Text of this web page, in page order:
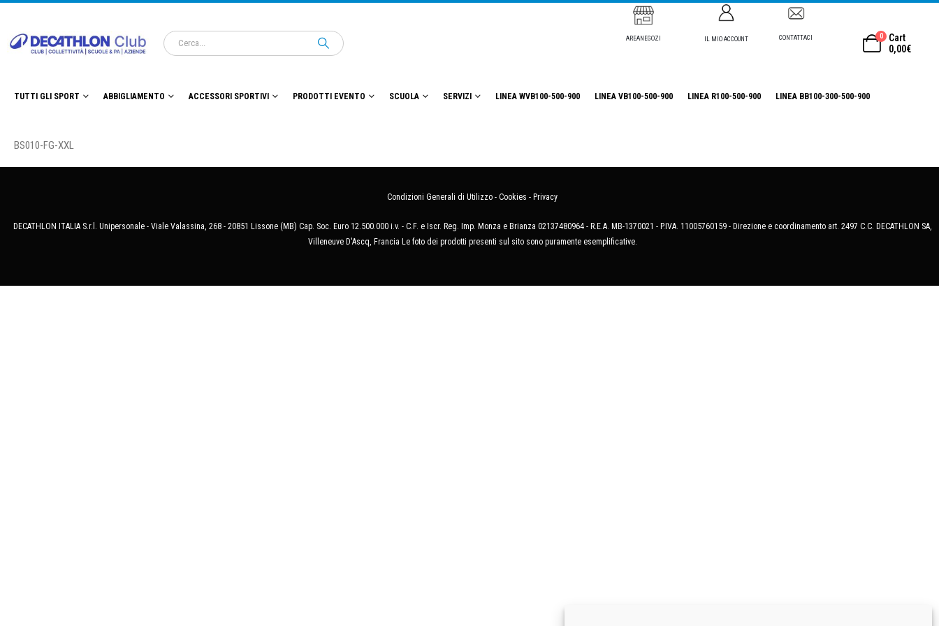
AREANEGOZI IL MIO ACCOUNT CONTATTACI 0
Cart
0,00€
TUTTI GLI SPORT ABBIGLIAMENTO ACCESSORI SPORTIVI PRODOTTI EVENTO SCUOLA SERVIZI LINEA WVB100-500-900 LINEA VB100-500-900 LINEA R100-500-900 LINEA BB100-300-500-900
BS010-FG-XXL
Condizioni Generali di Utilizzo - Cookies - Privacy
DECATHLON ITALIA S.r.l. Unipersonale - Viale Valassina, 268 - 20851 Lissone (MB) Cap. Soc. Euro 12.500.000 i.v. - C.F. e Iscr. Reg. Imp. Monza e Brianza 02137480964 - R.E.A. MB-1370021 - P.IVA. 11005760159 - Direzione e coordinamento art. 2497 C.C. DECATHLON SA,
Villeneuve D'Ascq, Francia Le foto dei prodotti presenti sul sito sono puramente esemplificative.